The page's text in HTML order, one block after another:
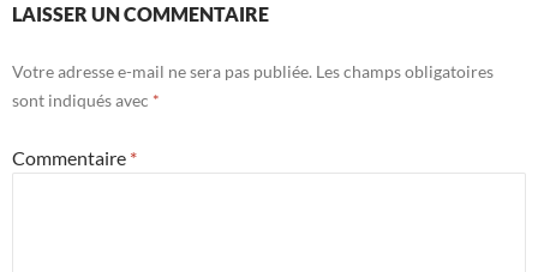
LAISSER UN COMMENTAIRE
Votre adresse e-mail ne sera pas publiée. Les champs obligatoires
sont indiqués avec *
Commentaire *